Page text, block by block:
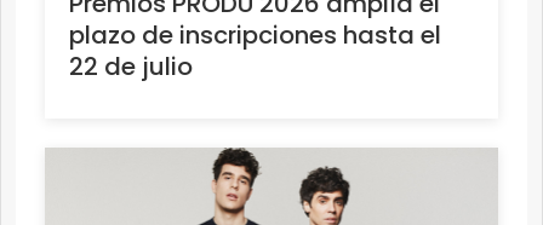
plazo de inscripciones hasta el
22 de julio